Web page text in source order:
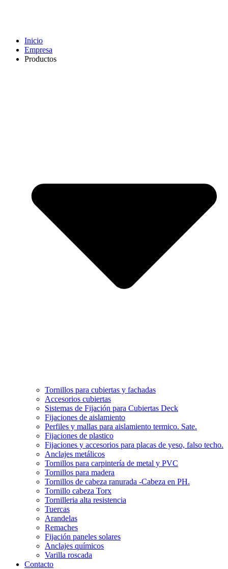
Inicio
Empresa
Productos
Tornillos para cubiertas y fachadas
Accesorios cubiertas
Sistemas de Fijación para Cubiertas Deck
Fijaciones de aislamiento
Perfiles y mallas para aislamiento termico. Sate.
Fijaciones de plastico
Fijaciones y accesorios para placas de yeso, falso techo.
Anclajes metálicos
Tornillos para carpintería de metal y PVC
Tornillos para madera
Tornillos de cabeza ranurada -Cabeza en PH.
Tornillo cabeza Torx
Tornilleria alta resistencia
Tuercas
Arandelas
Remaches
Fijación paneles solares
Anclajes químicos
Varilla roscada
Contacto